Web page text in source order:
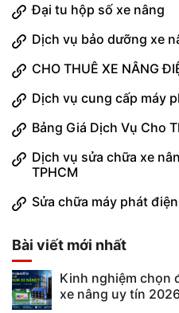
Đại tu hộp số xe nâng
Dịch vụ bảo dưỡng xe
CHO THUÊ XE NÂNG
Dịch vụ cung cấp máy
Bảng Giá Dịch Vụ Cho
Dịch vụ sửa chữa xe
TPHCM
Sửa chữa máy phát điện
Bài viết mới nhất
Kinh nghiệm chọn
xe nâng uy tín